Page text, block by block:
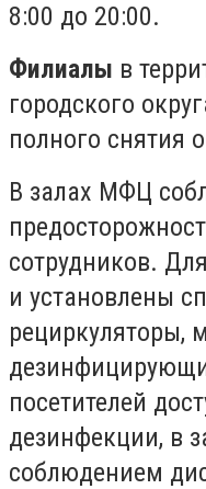
8:00 до 20:00.
Филиалы в
городского
полного снятия
В залах МФЦ
сотрудников.
и установлены
рециркуляторы,
посетителей
дезинфекции, в
соблюдением